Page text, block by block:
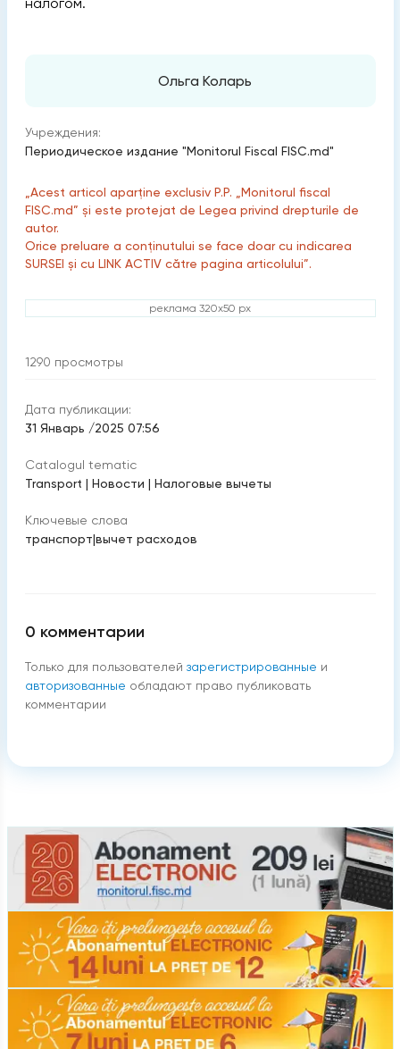
Ольга Коларь
Учреждения:
Периодическое издание "Monitorul Fiscal FISC.md"
„Acest articol aparține exclusiv P.P. „Monitorul fiscal
FISC.md” și este protejat de Legea privind drepturile de
autor.
Orice preluare a conținutului se face doar cu indicarea
SURSEI și cu LINK ACTIV către pagina articolului”.
реклама 320x50 px
1290 просмотры
Дата публикации:
31 Январь /2025 07:56
Catalogul tematic
Transport | Новости | Налоговые вычеты
Ключевые слова
транспорт|вычет расходов
0 комментарии
Только для пользователей зарегистрированные и
авторизованные обладают право публиковать
комментарии